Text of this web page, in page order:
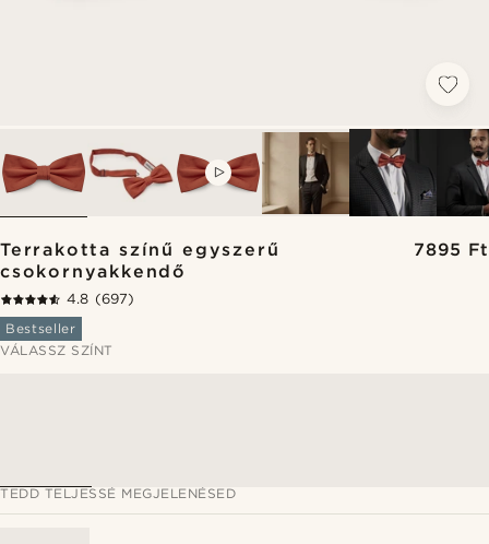
Terrakotta színű egyszerű
csokornyakkendő
7895 Ft
4.8 (697)
Bestseller
VÁLASSZ SZÍNT
TEDD TELJESSÉ MEGJELENÉSED